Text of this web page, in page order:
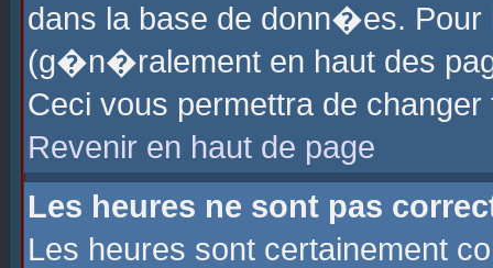
dans la base de donn�es.
(g�n�ralement en haut des
Ceci vous permettra de
Revenir en haut de page
Les heures ne sont pas
Les heures sont certainement